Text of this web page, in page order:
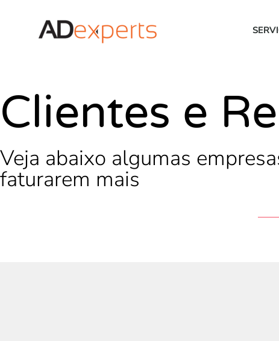
Clientes e
Veja abaixo algumas
faturarem mais